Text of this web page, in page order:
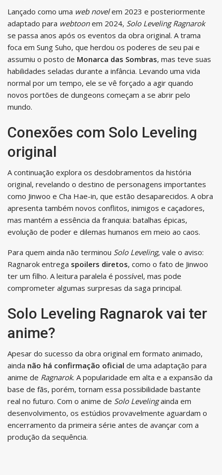
Lançado como uma web novelem 2023 e posteriormente
adaptado para webtoonem 2024, Solo Leveling Ragnarok
se passa anos após os eventos da obra original. A trama
foca em Sung Suho, que herdou os poderes de seu pai e
assumiu o posto de Monarca das Sombras, mas teve suas
habilidades seladas durante a infância. Levando uma vida
normal por um tempo, ele se vê forçado a agir quando
novos portões de dungeons começam a se abrir pelo
mundo.
Conexões com Solo Leveling
original
A continuação explora os desdobramentos da história
original, revelando o destino de personagens importantes
como Jinwoo e Cha Hae-in, que estão desaparecidos. A obra
apresenta também novos conflitos, inimigos e caçadores,
mas mantém a essência da franquia: batalhas épicas,
evolução de poder e dilemas humanos em meio ao caos.
Para quem ainda não terminou Solo Leveling, vale o aviso:
Ragnarok entrega spoilers diretos, como o fato de Jinwoo
ter um filho. A leitura paralela é possível, mas pode
comprometer algumas surpresas da saga principal.
Solo Leveling Ragnarok vai ter
anime?
Apesar do sucesso da obra original em formato animado,
ainda não há confirmação oficial de uma adaptação para
anime de Ragnarok. A popularidade em alta e a expansão da
base de fãs, porém, tornam essa possibilidade bastante
real no futuro. Com o anime de Solo Levelingainda em
desenvolvimento, os estúdios provavelmente aguardam o
encerramento da primeira série antes de avançar com a
produção da sequência.